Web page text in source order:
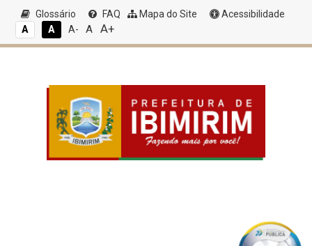
Glossário FAQ Mapa do Site
Acessibilidade
A
A A- A A+